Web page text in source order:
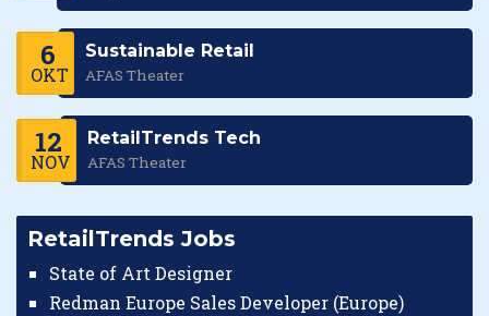
6
OKT
Sustainable Retail
AFAS Theater
12
NOV
RetailTrends Tech
AFAS Theater
RetailTrends Jobs
State of Art Designer
Redman Europe Sales Developer (Europe)